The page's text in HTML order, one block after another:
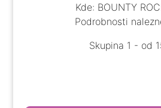
Kde: BOUNTY
Podrobnosti
Skupina 1 - od